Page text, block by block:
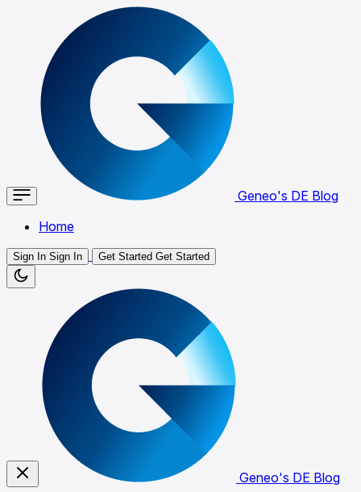
Geneo's DE Blog
Home
Sign In Sign In Get Started Get Started
Geneo's DE Blog